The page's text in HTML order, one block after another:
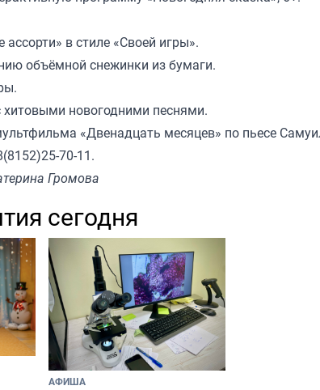
в стиле «Своей игры».
объёмной снежинки из бумаги.
хитовыми новогодними песнями.
«Двенадцать месяцев» по пьесе
70-11.
Громова
сегодня
АФИША